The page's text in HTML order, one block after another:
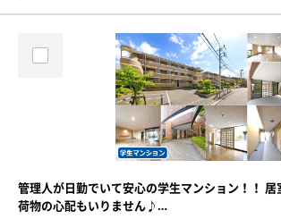
管理人が日勤でいて安心の学生マンション！！ 居
荷物の心配もいりません♪…